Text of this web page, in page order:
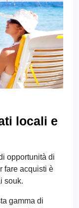
locali e
opportunità di
fare acquisti è
souk.
gamma di